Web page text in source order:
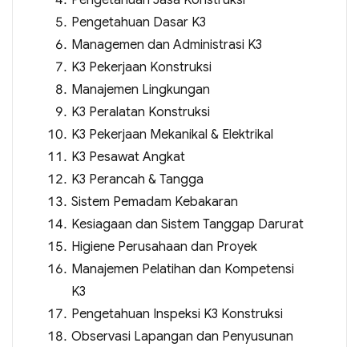
Pengetahuan Dasar K3
Managemen dan Administrasi K3
K3 Pekerjaan Konstruksi
Manajemen Lingkungan
K3 Peralatan Konstruksi
K3 Pekerjaan Mekanikal & Elektrikal
K3 Pesawat Angkat
K3 Perancah & Tangga
Sistem Pemadam Kebakaran
Kesiagaan dan Sistem Tanggap Darurat
Higiene Perusahaan dan Proyek
Manajemen Pelatihan dan Kompetensi
K3
Pengetahuan Inspeksi K3 Konstruksi
Observasi Lapangan dan Penyusunan